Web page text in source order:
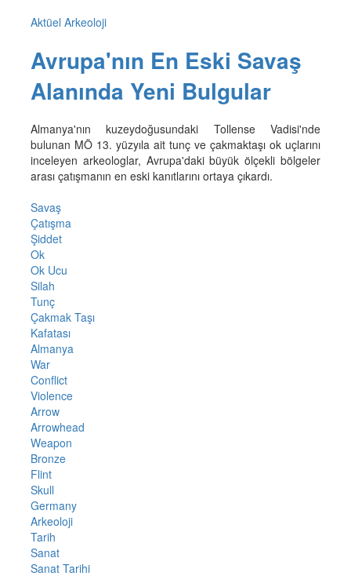
Aktüel Arkeoloji
Avrupa'nın En Eski Savaş
Alanında Yeni Bulgular
Almanya'nın kuzeydoğusundaki Tollense Vadisi'nde
bulunan MÖ 13. yüzyıla ait tunç ve çakmaktaşı ok uçlarını
inceleyen arkeologlar, Avrupa'daki büyük ölçekli bölgeler
arası çatışmanın en eski kanıtlarını ortaya çıkardı.
Savaş
Çatışma
Şiddet
Ok
Ok Ucu
Silah
Tunç
Çakmak Taşı
Kafatası
Almanya
War
Conflict
Violence
Arrow
Arrowhead
Weapon
Bronze
Flint
Skull
Germany
Arkeoloji
Tarih
Sanat
Sanat Tarihi